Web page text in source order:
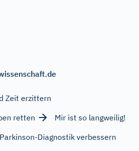
Zeit erzittern
retten
Mir ist so langweilig!
Diagnostik verbessern